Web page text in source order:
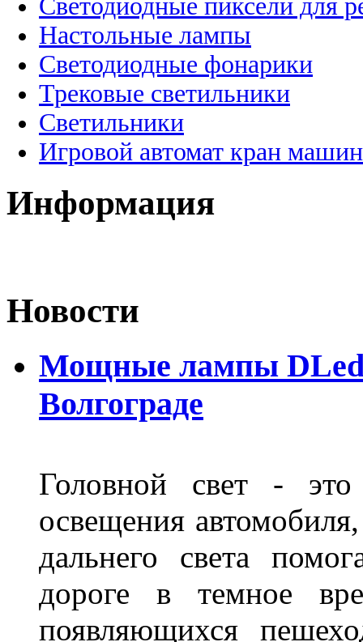
Светодиодные пиксели для
Настольные лампы
Светодиодные фонарики
Трековые светильники
Светильники
Игровой автомат кран
Информация
Новости
Мощные лампы DLed
Волгограде
Головной свет -
освещения
дальнего света
дороге в темное
появляющихся